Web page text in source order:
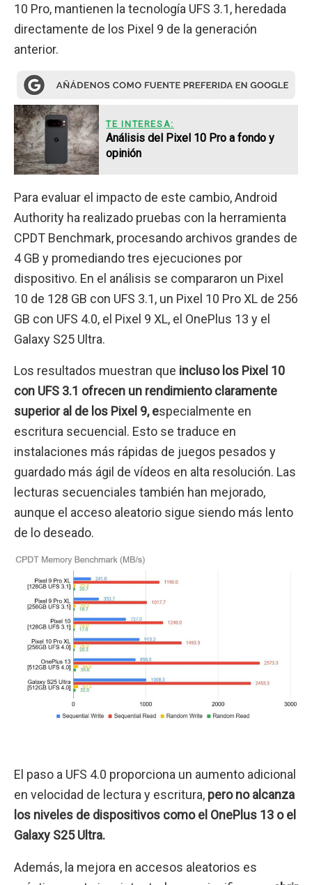
10 Pro, mantienen la tecnología UFS 3.1, heredada
directamente de los Pixel 9 de la generación
anterior.
TE INTERESA:
Análisis del Pixel 10 Pro a fondo y
opinión
Para evaluar el impacto de este cambio, Android
Authority ha realizado pruebas con la herramienta
CPDT Benchmark, procesando archivos grandes de
4 GB y promediando tres ejecuciones por
dispositivo. En el análisis se compararon un Pixel
10 de 128 GB con UFS 3.1, un Pixel 10 Pro XL de 256
GB con UFS 4.0, el Pixel 9 XL, el OnePlus 13 y el
Galaxy S25 Ultra.
Los resultados muestran que incluso los Pixel 10
con UFS 3.1 ofrecen un rendimiento claramente
superior al de los Pixel 9, especialmente en
escritura secuencial. Esto se traduce en
instalaciones más rápidas de juegos pesados y
guardado más ágil de vídeos en alta resolución. Las
lecturas secuenciales también han mejorado,
aunque el acceso aleatorio sigue siendo más lento
de lo deseado.
El paso a UFS 4.0 proporciona un aumento adicional
en velocidad de lectura y escritura, pero no alcanza
los niveles de dispositivos como el OnePlus 13 o el
Galaxy S25 Ultra.
Además, la mejora en accesos aleatorios es